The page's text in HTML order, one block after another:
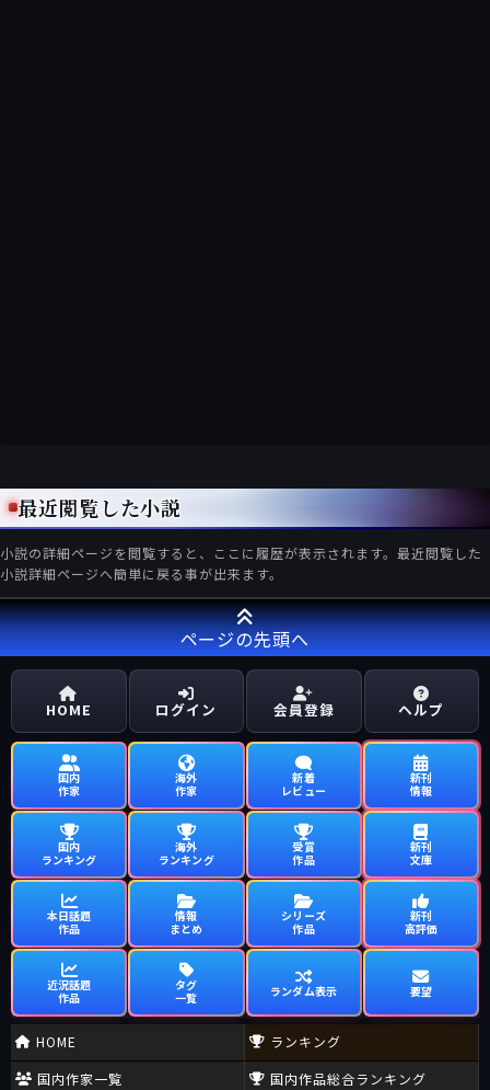
最近閲覧した小説
小説の詳細ページを閲覧すると、ここに履歴が表示されます。最近閲覧した
小説詳細ページへ簡単に戻る事が出来ます。
ページの先頭へ
HOME ログイン 会員登録 ヘルプ
国内
作家
海外
作家
新着
レビュー
新刊
情報
国内
ランキング
海外
ランキング
受賞
作品
新刊
文庫
本日話題
作品
情報
まとめ
シリーズ
作品
新刊
高評価
近況話題
作品
タグ
一覧
ランダム表示 要望
HOME
国内作家一覧
ランキング
国内作品総合ランキング